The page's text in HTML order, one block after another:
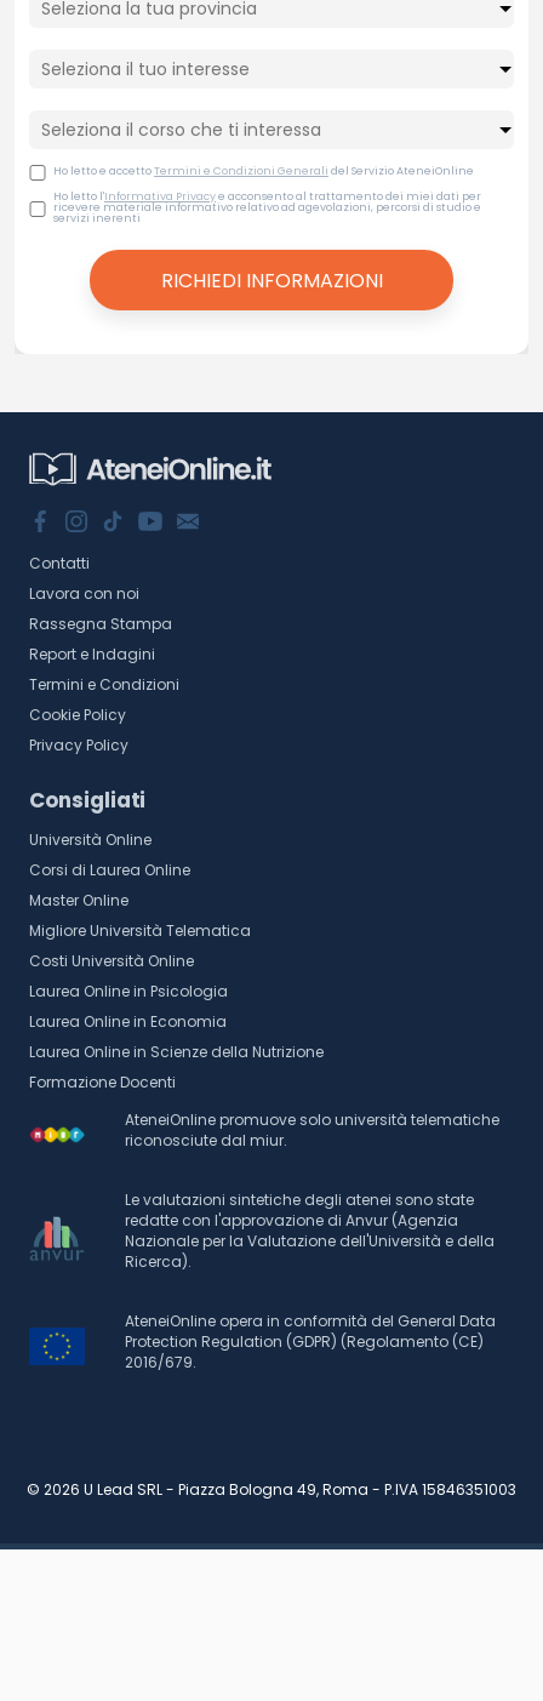
Ho letto e accettoTermini e Condizioni Generali del Servizio AteneiOnline
Ho letto l'Informativa Privacye acconsento al trattamento dei miei dati per
ricevere materiale informativo relativo ad agevolazioni, percorsi di studio e
servizi inerenti
Contatti
Lavora con noi
Rassegna Stampa
Report e Indagini
Termini e Condizioni
Cookie Policy
Privacy Policy
Consigliati
Università Online
Corsi di Laurea Online
Master Online
Migliore Università Telematica
Costi Università Online
Laurea Online in Psicologia
Laurea Online in Economia
Laurea Online in Scienze della Nutrizione
Formazione Docenti
AteneiOnline promuove solo università telematiche
riconosciute dal miur.
Le valutazioni sintetiche degli atenei sono state
redatte con l'approvazione di Anvur (Agenzia
Nazionale per la Valutazione dell'Università e della
Ricerca).
AteneiOnline opera in conformità del General Data
Protection Regulation (GDPR) (Regolamento (CE)
2016/679.
© 2026 U Lead SRL - Piazza Bologna 49, Roma - P.IVA 15846351003